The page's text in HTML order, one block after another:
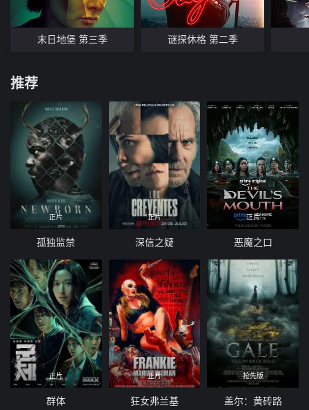
末日地堡 第三季 谜探休格 第二季
推荐
正片
孤独监禁
正片
深信之疑
正片
恶魔之口
正片
群体
正片
狂女弗兰基
抢先版
盖尔：黄砖路